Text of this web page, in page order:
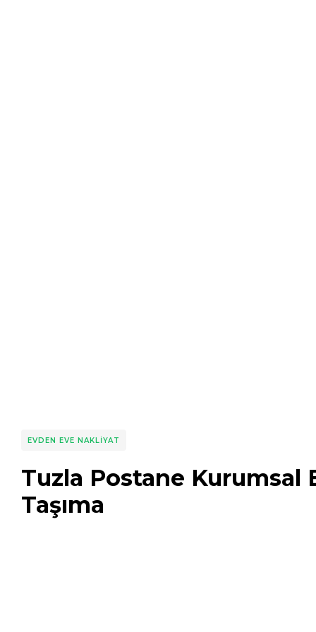
EVDEN EVE NAKLIYAT
Tuzla Postane Kurumsal
Taşıma